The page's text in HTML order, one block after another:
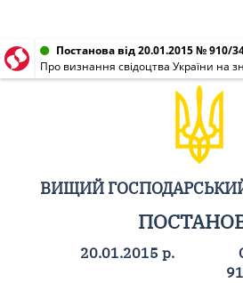
Постанова від 20.01.2015 № 910/
ВИЩИЙ
20.01.2015 р.